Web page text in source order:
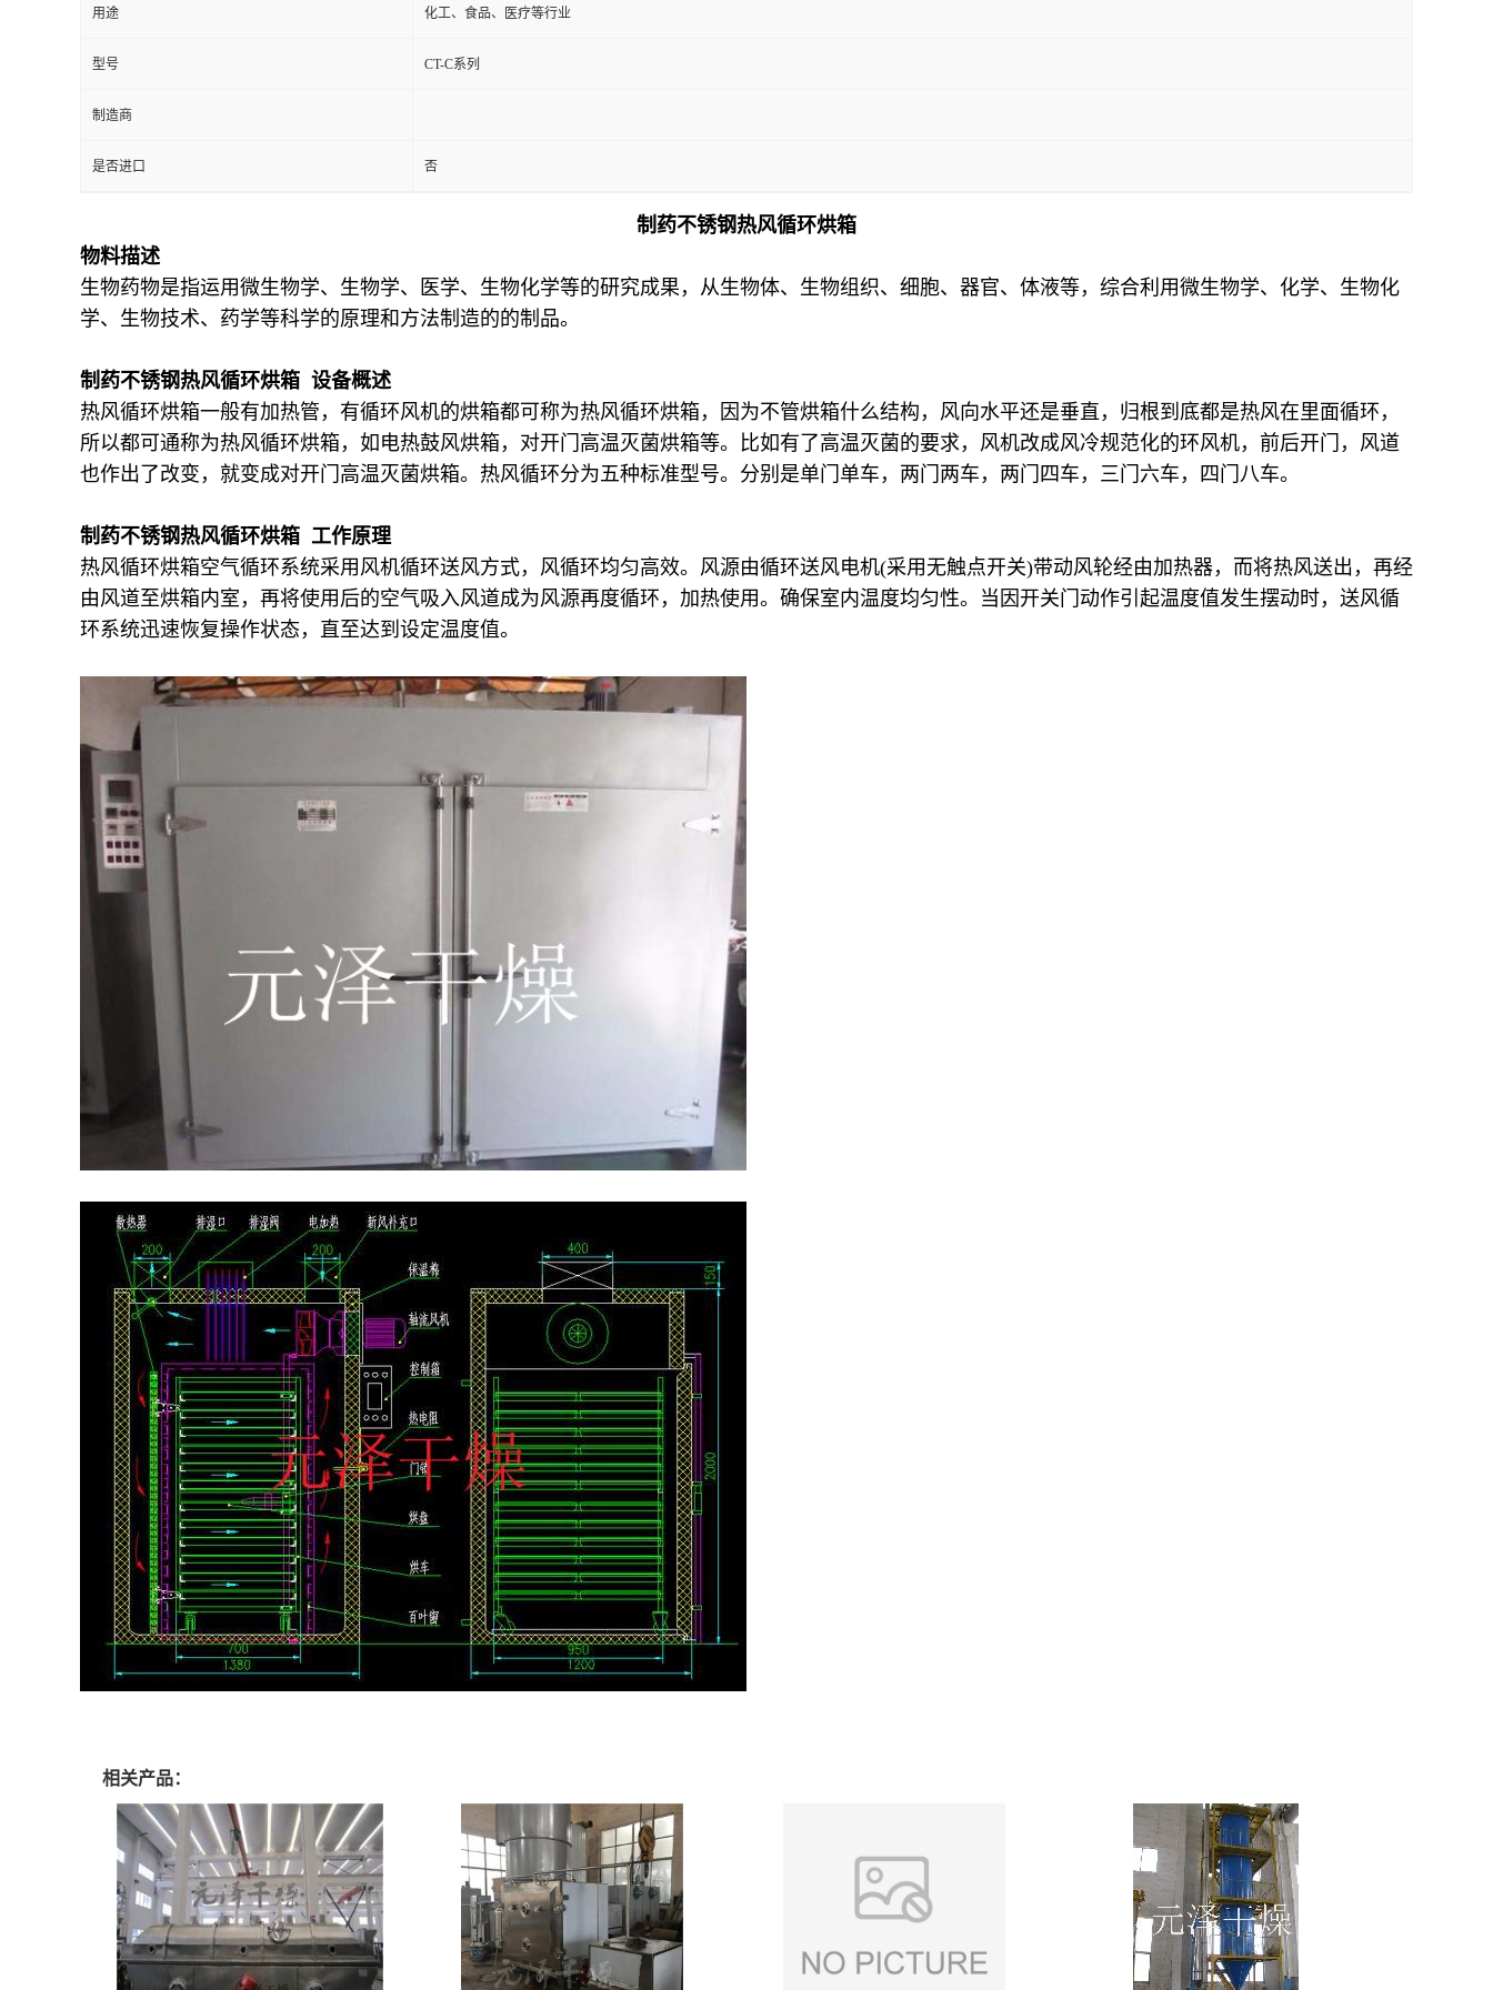
用途 化工、食品、医疗等行业
型号 CT-C系列
制造商
是否进口 否
制药不锈钢热风循环烘箱
物料描述
生物药物是指运用微生物学、生物学、医学、生物化学等的研究成果，从生物体、生物组织、细胞、器官、体液等，综合利用微生物学、化学、生物化
学、生物技术、药学等科学的原理和方法制造的的制品。
制药不锈钢热风循环烘箱 设备概述
热风循环烘箱一般有加热管，有循环风机的烘箱都可称为热风循环烘箱，因为不管烘箱什么结构，风向水平还是垂直，归根到底都是热风在里面循环，
所以都可通称为热风循环烘箱，如电热鼓风烘箱，对开门高温灭菌烘箱等。比如有了高温灭菌的要求，风机改成风冷规范化的环风机，前后开门，风道
也作出了改变，就变成对开门高温灭菌烘箱。热风循环分为五种标准型号。分别是单门单车，两门两车，两门四车，三门六车，四门八车。
制药不锈钢热风循环烘箱 工作原理
热风循环烘箱空气循环系统采用风机循环送风方式，风循环均匀高效。风源由循环送风电机(采用无触点开关)带动风轮经由加热器，而将热风送出，再经
由风道至烘箱内室，再将使用后的空气吸入风道成为风源再度循环，加热使用。确保室内温度均匀性。当因开关门动作引起温度值发生摆动时，送风循
环系统迅速恢复操作状态，直至达到设定温度值。
相关产品：